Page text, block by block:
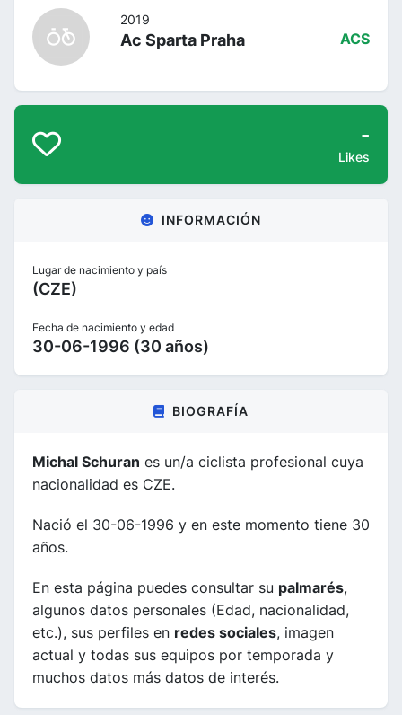
2019
Ac Sparta Praha ACS
-
Likes
INFORMACIÓN
Lugar de nacimiento y país
(CZE)
Fecha de nacimiento y edad
30-06-1996 (30 años)
BIOGRAFÍA
Michal Schuran es un/a ciclista profesional cuya
nacionalidad es CZE.
Nació el 30-06-1996 y en este momento tiene 30
años.
En esta página puedes consultar su palmarés,
algunos datos personales (Edad, nacionalidad,
etc.), sus perfiles en redes sociales, imagen
actual y todas sus equipos por temporada y
muchos datos más datos de interés.